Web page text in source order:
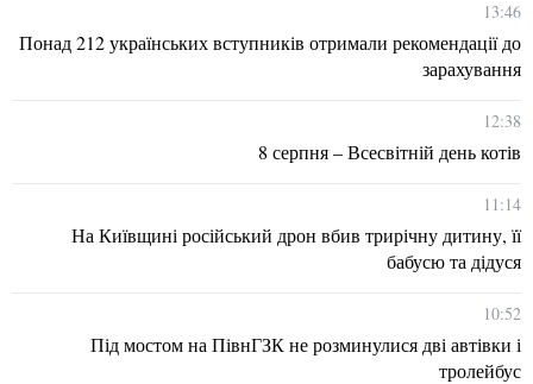
13:46
Понад 212 українських вступників отримали рекомендації до
зарахування
12:38
8 серпня – Всесвітній день котів
11:14
На Київщині російський дрон вбив трирічну дитину, її
бабусю та дідуся
10:52
Під мостом на ПівнГЗК не розминулися дві автівки і
тролейбус